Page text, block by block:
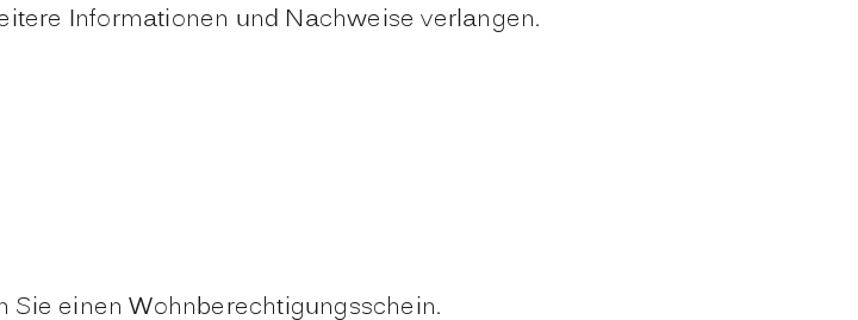
Informationen und Nachweise verlangen.
Sie einen Wohnberechtigungsschein.